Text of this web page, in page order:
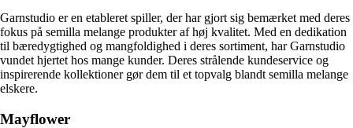
Garnstudio er en etableret spiller, der har gjort sig bemærket med deres
fokus på semilla melange produkter af høj kvalitet. Med en dedikation
til bæredygtighed og mangfoldighed i deres sortiment, har Garnstudio
vundet hjertet hos mange kunder. Deres strålende kundeservice og
inspirerende kollektioner gør dem til et topvalg blandt semilla melange
elskere.
Mayflower